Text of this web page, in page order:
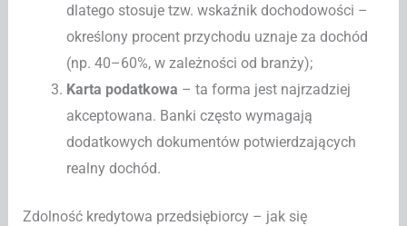
dlatego stosuje tzw. wskaźnik dochodowości –
określony procent przychodu uznaje za dochód
(np. 40–60%, w zależności od branży);
Karta podatkowa – ta forma jest najrzadziej
akceptowana. Banki często wymagają
dodatkowych dokumentów potwierdzających
realny dochód.
Zdolność kredytowa przedsiębiorcy – jak się